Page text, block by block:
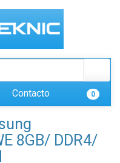
Contacto 0
8GB/ DDR4/